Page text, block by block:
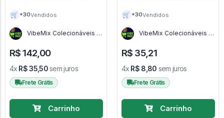
🛒 +30Vendidos
VibeMix Colecionáveis -
R$ 142,00
4x R$ 35,50sem juros
Frete Grátis
Carrinho
🛒 +30Vendidos
VibeMix Colecionáveis -
R$ 35,21
4x R$ 8,80 sem juros
Frete Grátis
Carrinho